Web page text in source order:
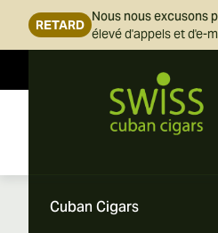
RETARD
Nous nous excusons
élevé d'appels et d'e-
Cuban Cigars